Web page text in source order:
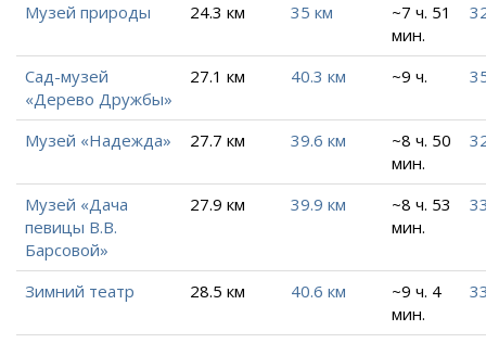
Музей природы 24.3 км 35 км
~7 ч. 51
мин.
Сад-музей
«Дерево Дружбы»
27.1 км 40.3 км ~9 ч.
Музей «Надежда» 27.7 км 39.6 км
~8 ч. 50
мин.
Музей «Дача
певицы В.В.
Барсовой»
27.9 км 39.9 км
~8 ч. 53
мин.
Зимний театр 28.5 км 40.6 км
~9 ч. 4
мин.